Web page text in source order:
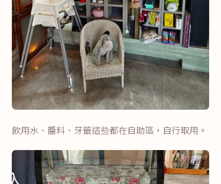
飲用水、醬料、牙籤這些都在自助區，自行取用。